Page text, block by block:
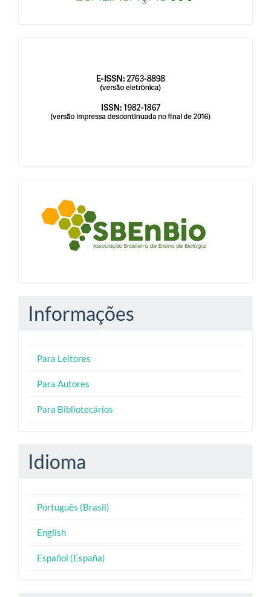
blocologosbenbio
Informações
Para Leitores
Para Autores
Para Bibliotecários
Idioma
Português (Brasil)
English
Español (España)